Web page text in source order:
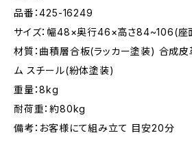
品番：425-16249
サイズ：幅48×奥行46×高さ84~106(
材質：曲積層合板(ラッカー塗装) 合成皮
ム スチール(紛体塗装)
重量：8kg
耐荷重：約80kg
備考：お客様にて組み立て 目安20分